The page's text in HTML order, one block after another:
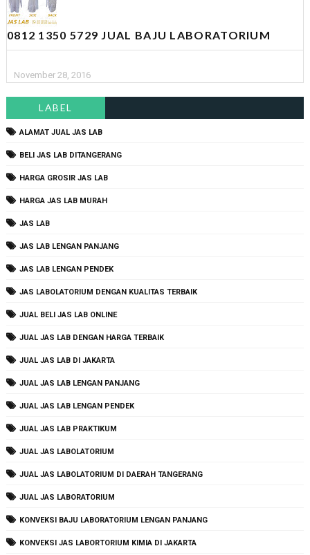
0812 1350 5729 JUAL BAJU LABORATORIUM
November 28, 2016
LABEL
ALAMAT JUAL JAS LAB
BELI JAS LAB DITANGERANG
HARGA GROSIR JAS LAB
HARGA JAS LAB MURAH
JAS LAB
JAS LAB LENGAN PANJANG
JAS LAB LENGAN PENDEK
JAS LABOLATORIUM DENGAN KUALITAS TERBAIK
JUAL BELI JAS LAB ONLINE
JUAL JAS LAB DENGAN HARGA TERBAIK
JUAL JAS LAB DI JAKARTA
JUAL JAS LAB LENGAN PANJANG
JUAL JAS LAB LENGAN PENDEK
JUAL JAS LAB PRAKTIKUM
JUAL JAS LABOLATORIUM
JUAL JAS LABOLATORIUM DI DAERAH TANGERANG
JUAL JAS LABORATORIUM
KONVEKSI BAJU LABORATORIUM LENGAN PANJANG
KONVEKSI JAS LABORTORIUM KIMIA DI JAKARTA